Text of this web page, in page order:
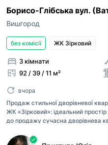
Борисо-Глібська вул.
Вишгород
без комісії ЖК Зірковий
3 кімнати
92 / 39 / 11 м²
вчора
Продаж стильної дворівневої
ЖК «Зірковий»: ідеальний
до продажу сучасна дворівнева
родини, яка понад усе цінує